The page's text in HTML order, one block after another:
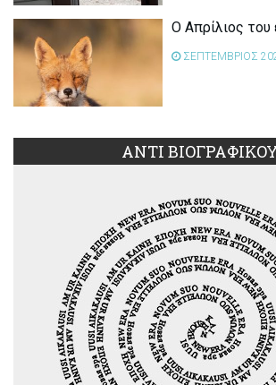
Ο Απρίλιος του
ΣΕΠΤΕΜΒΡΙΟΣ
ΑΝΤΙ